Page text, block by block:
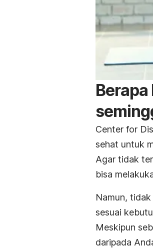
Center for
sehat untuk
Agar tidak
bisa
Namun,
sesuai
Meskipun
daripada